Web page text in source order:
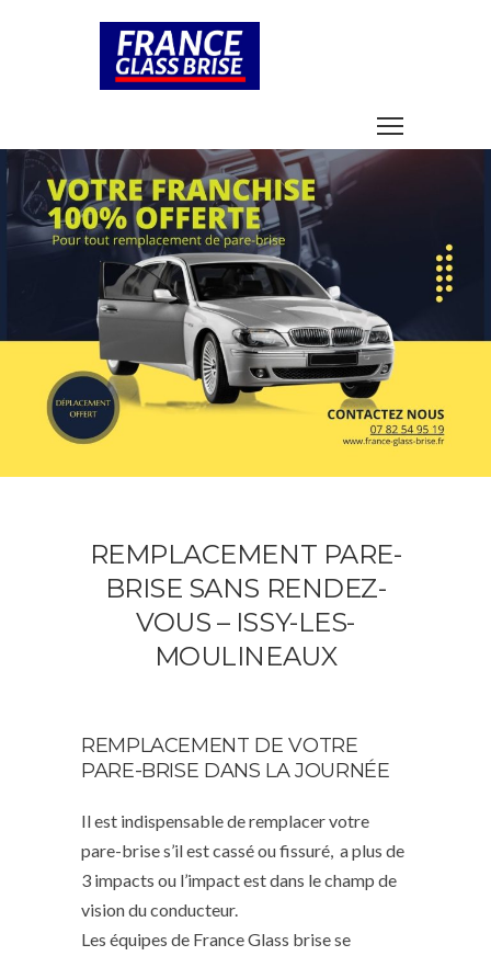
REMPLACEMENT PARE-
BRISE SANS RENDEZ-
VOUS – ISSY-LES-
MOULINEAUX
REMPLACEMENT DE VOTRE
PARE-BRISE DANS LA JOURNÉE
Il est indispensable de remplacer votre
pare-brise s’il est cassé ou fissuré, a plus de
3 impacts ou l’impact est dans le champ de
vision du conducteur.
Les équipes de France Glass brise se